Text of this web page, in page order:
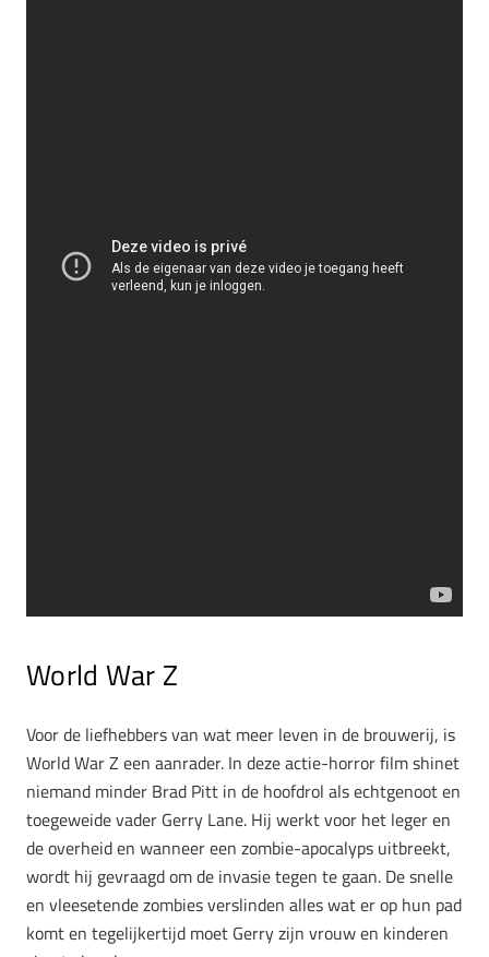
World War Z
Voor de liefhebbers van wat meer leven in de brouwerij, is
World War Z een aanrader. In deze actie-horror film shinet
niemand minder Brad Pitt in de hoofdrol als echtgenoot en
toegeweide vader Gerry Lane. Hij werkt voor het leger en
de overheid en wanneer een zombie-apocalyps uitbreekt,
wordt hij gevraagd om de invasie tegen te gaan. De snelle
en vleesetende zombies verslinden alles wat er op hun pad
komt en tegelijkertijd moet Gerry zijn vrouw en kinderen